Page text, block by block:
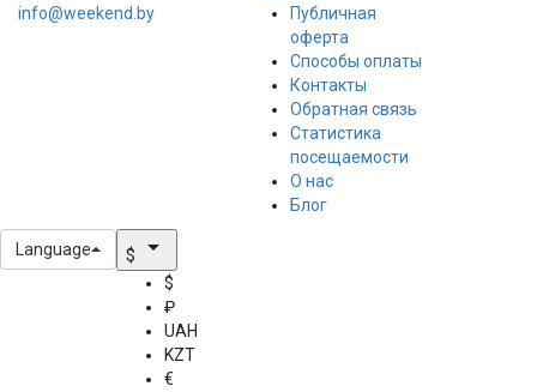
info@weekend.by
Публичная
оферта
Способы оплаты
Контакты
Обратная связь
Статистика
посещаемости
О нас
Блог
Language $ arrow_drop_down
$
₽
UAH
KZT
€